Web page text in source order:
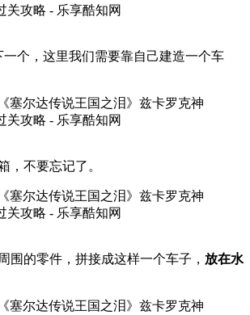
个，这里我们需要靠自己建造一个车
，不要忘记了。
围的零件，拼接成这样一个车子， 放在水